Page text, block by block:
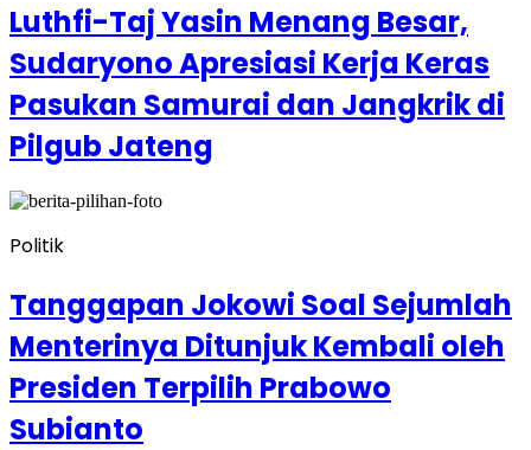
Luthfi-Taj Yasin Menang Besar,
Sudaryono Apresiasi Kerja Keras
Pasukan Samurai dan Jangkrik di
Pilgub Jateng
Politik
Tanggapan Jokowi Soal Sejumlah
Menterinya Ditunjuk Kembali oleh
Presiden Terpilih Prabowo
Subianto